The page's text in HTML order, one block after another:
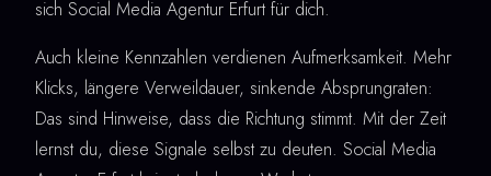
sich Social Media Agentur Erfurt für dich.
Auch kleine Kennzahlen verdienen Aufmerksamkeit. Mehr
Klicks, längere Verweildauer, sinkende Absprungraten:
Das sind Hinweise, dass die Richtung stimmt. Mit der Zeit
lernst du, diese Signale selbst zu deuten. Social Media